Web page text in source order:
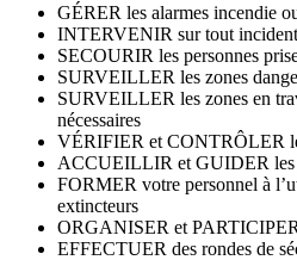
GÉRER les alarmes incendie
INTERVENIR sur tout
SECOURIR les personnes
SURVEILLER les zones
SURVEILLER les zones en
nécessaires
VÉRIFIER et CONTRÔLER
ACCUEILLIR et GUIDER les
FORMER votre personnel à
extincteurs
ORGANISER et
EFFECTUER des rondes de